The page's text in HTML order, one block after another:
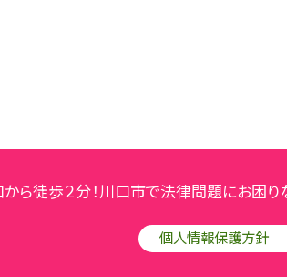
ら徒歩２分！川口市で法律問題にお困
個人情報保護方針